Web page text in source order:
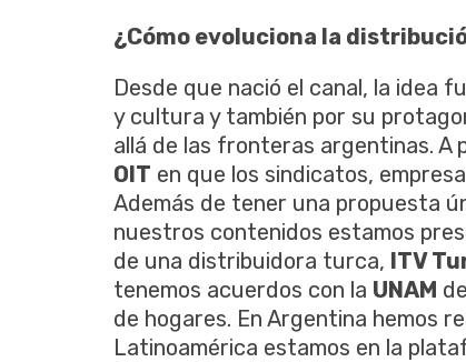
¿Cómo evoluciona la
Desde que nació el canal, la idea
y cultura y también por su
allá de las fronteras argentinas. A
OIT en que los sindicatos,
Además de tener una propuesta
nuestros contenidos estamos
de una distribuidora turca, ITV
tenemos acuerdos con la UNAM
de hogares. En Argentina hemos
Latinoamérica estamos en la